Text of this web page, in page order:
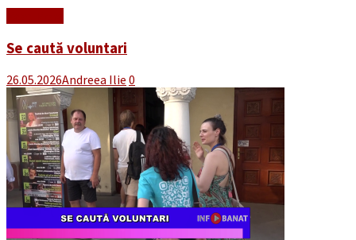
Se caută voluntari
26.05.2026Andreea Ilie 0